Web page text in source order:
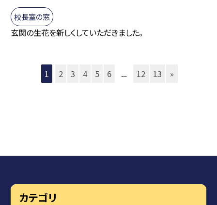
校長室の窓
玄関の生花を新しくしていただきました。
1 2 3 4 5 6 ... 12 13 »
カテゴリ